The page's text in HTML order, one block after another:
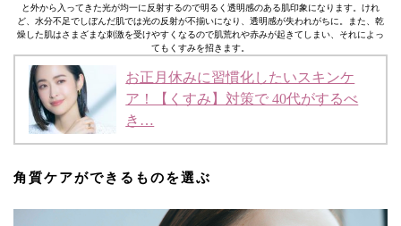
と外から入ってきた光が均一に反射するので明るく透明感のある肌印象になります。けれ
ど、水分不足でしぼんだ肌では光の反射が不揃いになり、透明感が失われがちに。また、乾
燥した肌はさまざまな刺激を受けやすくなるので肌荒れや赤みが起きてしまい、それによっ
てもくすみを招きます。
お正月休みに習慣化したいスキンケ
ア！【くすみ】対策で 40代がするべ
き…
角質ケアができるものを選ぶ